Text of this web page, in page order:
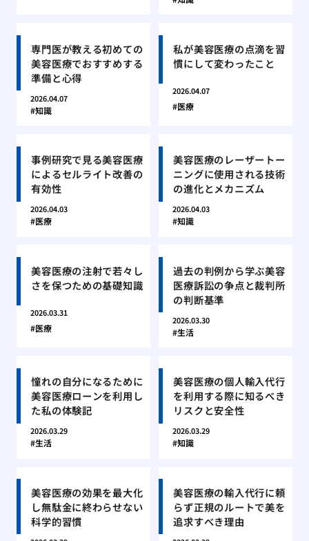
専門医が教える初めての
美容医療でおすすめする
準備と心得
2026.04.07
知識
私が美容医療の点滴を習
慣にして変わったこと
2026.04.07
医療
事例研究で見る美容医療
によるセルライト改善の
有効性
2026.04.03
医療
美容医療のレーザートー
ニングに使用される技術
の進化とメカニズム
2026.04.03
知識
美容医療の注射で若々し
さを保つための基礎知識
2026.03.31
医療
過去の判例から学ぶ美容
医療訴訟の争点と裁判所
の判断基準
2026.03.30
生活
憧れの自分になるために
美容医療ローンを利用し
た私の体験記
2026.03.29
生活
美容医療の個人輸入代行
を利用する際に知るべき
リスクと安全性
2026.03.29
知識
美容医療の効果を最大化
し無駄金に終わらせない
科学的習慣
美容医療の輸入代行に頼
らず正規のルートで美を
追求すべき理由